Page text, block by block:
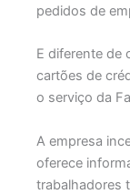
pedidos de
E diferente de
cartões de
o serviço da
A empresa
oferece
trabalhadores